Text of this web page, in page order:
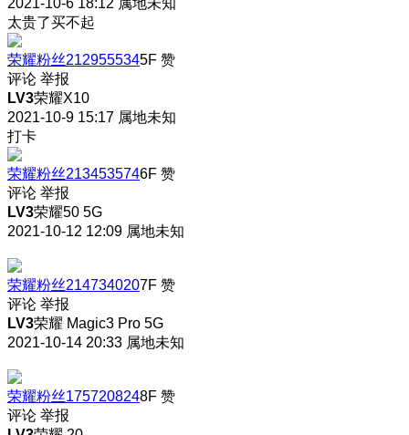
太贵了买不起
荣耀粉丝2129555345F 赞
评论 举报
LV3荣耀X10
2021-10-9 15:17 属地未知
打卡
荣耀粉丝2134535746F 赞
评论 举报
LV3荣耀50 5G
2021-10-12 12:09 属地未知
荣耀粉丝2147340207F 赞
评论 举报
LV3荣耀 Magic3 Pro 5G
2021-10-14 20:33 属地未知
荣耀粉丝1757208248F 赞
评论 举报